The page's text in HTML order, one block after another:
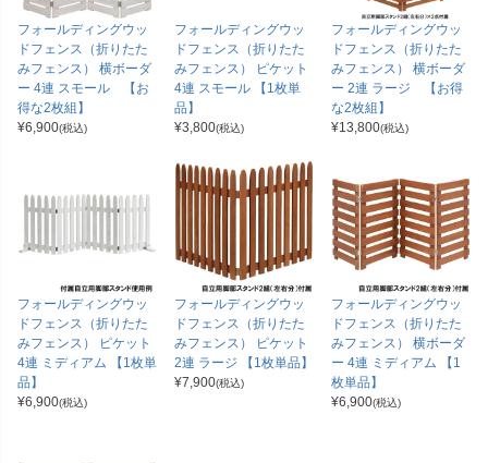
フォールディングウッ
ドフェンス（折りたた
みフェンス） 横ボーダ
ー 4連 スモール 【お
得な2枚組】
¥6,900(税込)
フォールディングウッ
ドフェンス（折りたた
みフェンス） ピケット
4連 スモール 【1枚単
品】
¥3,800(税込)
フォールディングウッ
ドフェンス（折りたた
みフェンス） 横ボーダ
ー 2連 ラージ 【お得
な2枚組】
¥13,800(税込)
フォールディングウッ
ドフェンス（折りたた
みフェンス） ピケット
4連 ミディアム 【1枚単
品】
¥6,900(税込)
フォールディングウッ
ドフェンス（折りたた
みフェンス） ピケット
2連 ラージ 【1枚単品】
¥7,900(税込)
フォールディングウッ
ドフェンス（折りたた
みフェンス） 横ボーダ
ー 4連 ミディアム 【1
枚単品】
¥6,900(税込)